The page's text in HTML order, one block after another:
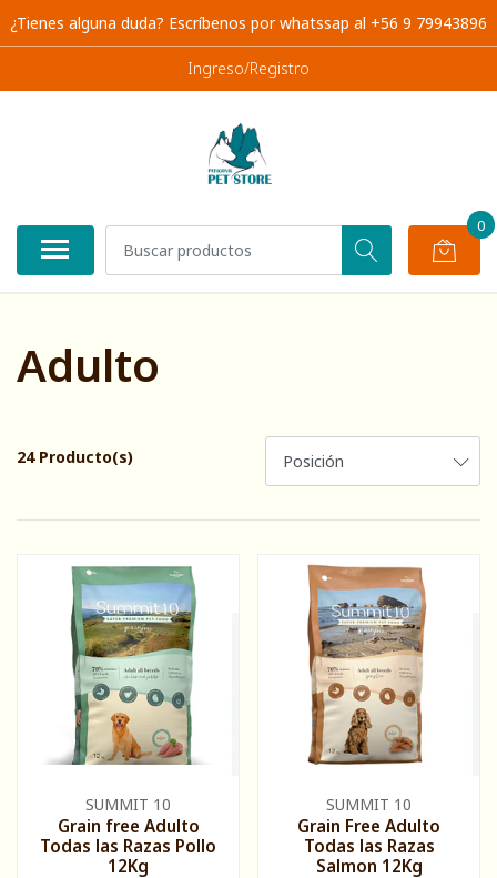
¿Tienes alguna duda? Escríbenos por whatssap al +56 9 79943896
Ingreso/Registro
0
Adulto
24 Producto(s)
SUMMIT 10
Grain free Adulto
Todas las Razas Pollo
12Kg
SUMMIT 10
Grain Free Adulto
Todas las Razas
Salmon 12Kg